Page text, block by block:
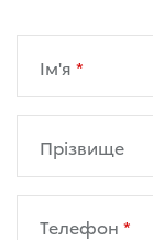
Ім'я
Прізвище
Телефон